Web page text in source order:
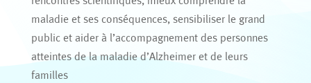
maladie et ses conséquences, sensibiliser le grand
public et aider à l’accompagnement des personnes
atteintes de la maladie d’Alzheimer et de leurs
familles